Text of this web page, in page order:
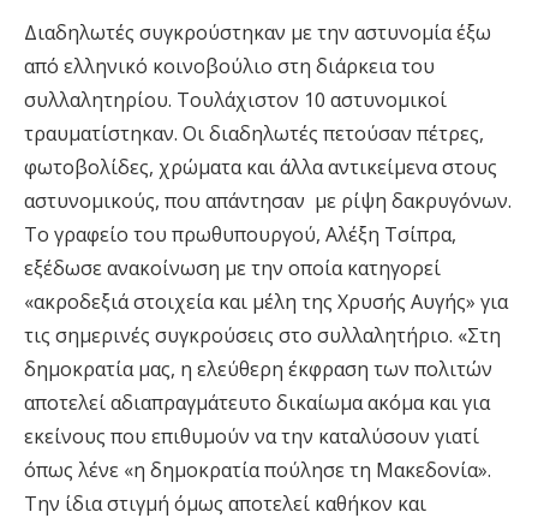
Διαδηλωτές συγκρούστηκαν με την αστυνομία έξω
από ελληνικό κοινοβούλιο στη διάρκεια του
συλλαλητηρίου. Τουλάχιστον 10 αστυνομικοί
τραυματίστηκαν. Οι διαδηλωτές πετούσαν πέτρες,
φωτοβολίδες, χρώματα και άλλα αντικείμενα στους
αστυνομικούς, που απάντησαν με ρίψη δακρυγόνων.
Το γραφείο του πρωθυπουργού, Αλέξη Τσίπρα,
εξέδωσε ανακοίνωση με την οποία κατηγορεί
«ακροδεξιά στοιχεία και μέλη της Χρυσής Αυγής» για
τις σημερινές συγκρούσεις στο συλλαλητήριο. «Στη
δημοκρατία μας, η ελεύθερη έκφραση των πολιτών
αποτελεί αδιαπραγμάτευτο δικαίωμα ακόμα και για
εκείνους που επιθυμούν να την καταλύσουν γιατί
όπως λένε «η δημοκρατία πούλησε τη Μακεδονία».
Την ίδια στιγμή όμως αποτελεί καθήκον και